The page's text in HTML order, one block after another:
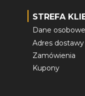
STREFA
Dane osobowe
Adres dostawy
Zamówienia
Kupony